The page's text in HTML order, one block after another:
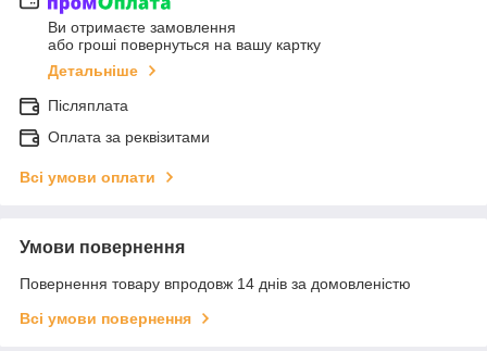
Ви отримаєте замовлення
або гроші повернуться на вашу картку
Детальніше
Післяплата
Оплата за реквізитами
Всі умови оплати
Умови повернення
Повернення товару впродовж 14 днів за домовленістю
Всі умови повернення